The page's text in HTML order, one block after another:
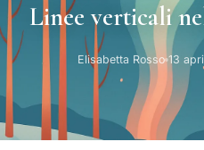
Linee verticali
Elisabetta Rosso 13